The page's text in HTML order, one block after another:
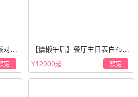
对策
定
【慵懒午后】餐厅生日表白布置
场景·轻奢白色系
¥12000起 预定